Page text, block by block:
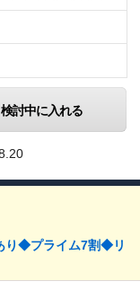
検討中に入れる
り◆プライム7割◆リ